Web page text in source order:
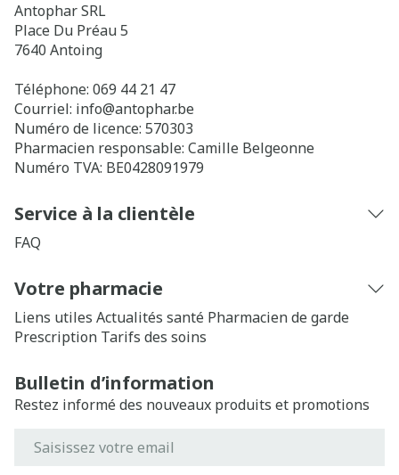
Antophar SRL
Place Du Préau 5
7640 Antoing
Téléphone: 069 44 21 47
Courriel: info@antophar.be
Numéro de licence: 570303
Pharmacien responsable: Camille Belgeonne
Numéro TVA: BE0428091979
Service à la clientèle
FAQ
Votre pharmacie
Liens utiles Actualités santé Pharmacien de garde
Prescription Tarifs des soins
Bulletin d’information
Restez informé des nouveaux produits et promotions